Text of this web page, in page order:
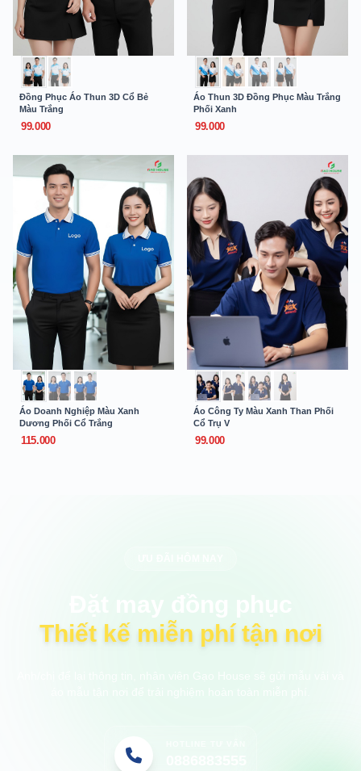
Đồng Phục Áo Thun 3D Cổ Bẻ
Màu Trắng
99.000
Áo Thun 3D Đồng Phục Màu Trắng
Phối Xanh
99.000
Áo Doanh Nghiệp Màu Xanh
Dương Phối Cổ Trắng
115.000
Áo Công Ty Màu Xanh Than Phối
Cổ Trụ V
99.000
Thiết kế miễn phí tận nơi